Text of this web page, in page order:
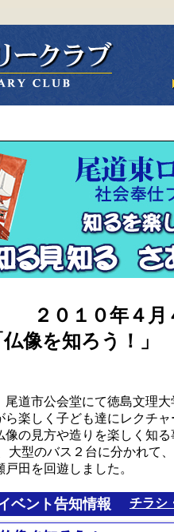
２０１０年４
仏像を知ろう！」
道市公会堂にて徳島文理大
ら楽しく子ども達にレクチ
像の見方や造りを楽しく知る
型のバス２台に分かれて
田を回遊しました。
ベント告知情報 チラシ